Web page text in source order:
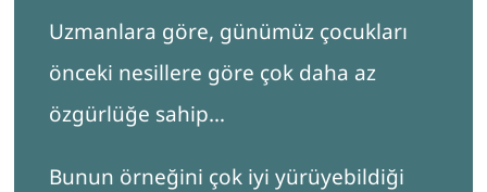
Uzmanlara göre, günümüz çocukları
önceki nesillere göre çok daha az
özgürlüğe sahip…
Bunun örneğini çok iyi yürüyebildiği